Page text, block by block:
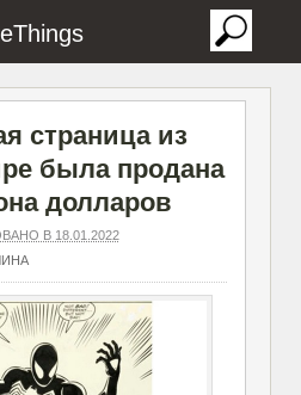
страница из
была продана
долларов
В 18.01.2022